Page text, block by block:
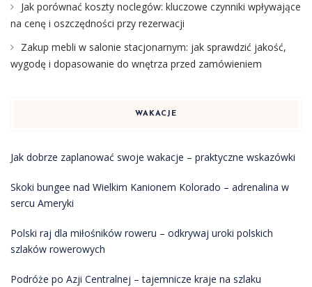
Jak porównać koszty noclegów: kluczowe czynniki wpływające
na cenę i oszczędności przy rezerwacji
Zakup mebli w salonie stacjonarnym: jak sprawdzić jakość,
wygodę i dopasowanie do wnętrza przed zamówieniem
WAKACJE
Jak dobrze zaplanować swoje wakacje – praktyczne wskazówki
Skoki bungee nad Wielkim Kanionem Kolorado – adrenalina w
sercu Ameryki
Polski raj dla miłośników roweru – odkrywaj uroki polskich
szlaków rowerowych
Podróże po Azji Centralnej – tajemnicze kraje na szlaku